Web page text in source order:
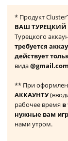
* Продукт
ВАШ ТУРЕЦКИЙ
Турецкого
требуется
действует
вида@gmail.com
** При
АККАУНТУ
рабочее время в
нужные вам
нами утром.